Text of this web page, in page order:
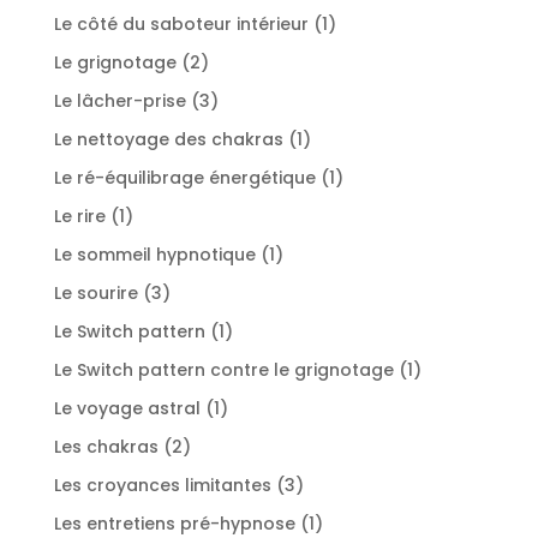
produit
Le côté du saboteur intérieur 11
Le grignotage 22
produits
Le lâcher-prise 33
produits
Le nettoyage des chakras 11
produit
Le ré-équilibrage énergétique 11
Le rire 11
produit
Le sommeil hypnotique 11
Le sourire 33
produits
Le Switch pattern 11
produit
Le Switch pattern contre le grignotage 11
Le voyage astral 11
Les chakras 22
produits
Les croyances limitantes 33
produits
Les entretiens pré-hypnose 11